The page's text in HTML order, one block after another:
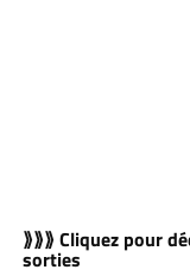
⟫⟫⟫ Cliquez pour
sorties